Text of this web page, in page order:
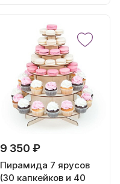
9 350 ₽
Пирамида 7 ярусов
(30 капкейков и 40